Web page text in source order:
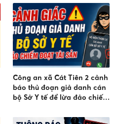
Công an xã Cát Tiên 2 cảnh
báo thủ đoạn giả danh cán
bộ Sở Y tế để lừa đảo chiếm